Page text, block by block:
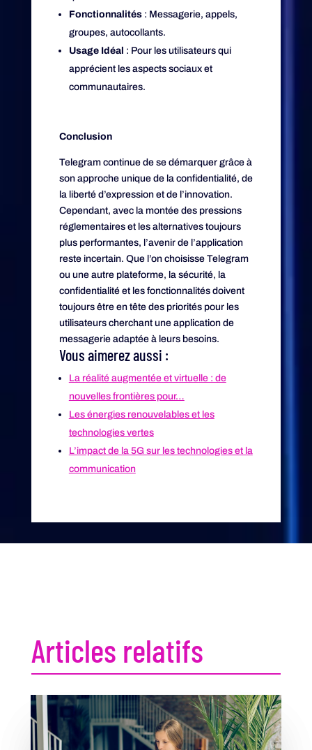
Fonctionnalités: Messagerie, appels,
groupes, autocollants.
Usage Idéal : Pour les utilisateurs qui
apprécient les aspects sociaux et
communautaires.
Conclusion
Telegram continue de se démarquer grâce à
son approche unique de la confidentialité, de
la liberté d’expression et de l’innovation.
Cependant, avec la montée des pressions
réglementaires et les alternatives toujours
plus performantes, l’avenir de l’application
reste incertain. Que l’on choisisse Telegram
ou une autre plateforme, la sécurité, la
confidentialité et les fonctionnalités doivent
toujours être en tête des priorités pour les
utilisateurs cherchant une application de
messagerie adaptée à leurs besoins.
Vous aimerez aussi :
La réalité augmentée et virtuelle : de
nouvelles frontières pour…
Les énergies renouvelables et les
technologies vertes
L’impact de la 5G sur les technologies et la
communication
Articles relatifs